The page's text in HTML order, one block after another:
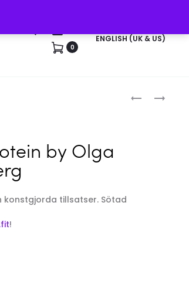
0
ENGLISH (UK & US)
STYRKA
TRAINIMAL
by Olga
tillsatser. Sötad
!